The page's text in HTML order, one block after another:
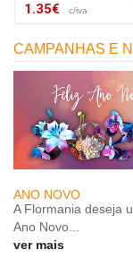
1.35€ c/iva
CAMPANHAS E
ANO NOVO
A Flormania deseja
Ano Novo...
ver mais